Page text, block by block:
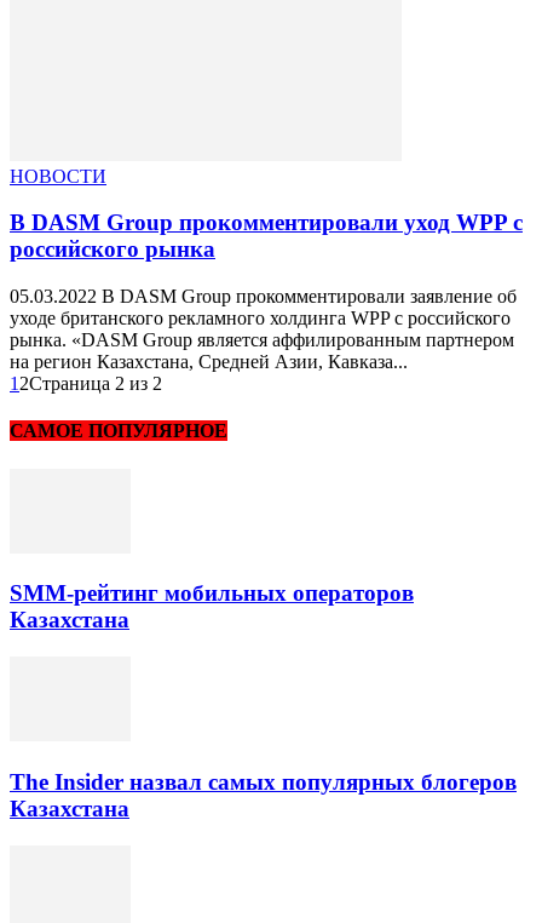
НОВОСТИ
В DASM Group прокомментировали уход WPP с
российского рынка
05.03.2022 В DASM Group прокомментировали заявление об
уходе британского рекламного холдинга WPP с российского
рынка. «DASM Group является аффилированным партнером
на регион Казахстана, Средней Азии, Кавказа...
1 2Страница 2 из 2
САМОЕ ПОПУЛЯРНОЕ
SMM-рейтинг мобильных операторов
Казахстана
The Insider назвал самых популярных блогеров
Казахстана